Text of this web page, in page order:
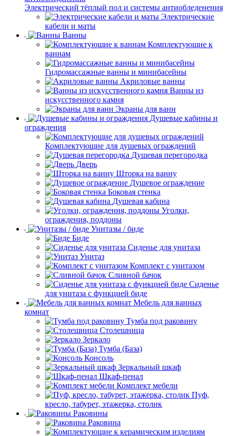
Электрический тёплый пол и системы антиобледенения
Электрические
кабели и маты
Ванны
Комплектующие к
ваннам
Гидромассажные ванны и минибасейны
Акриловые ванны
Ванны из
искусственного камня
Экраны для ванн
Душевые кабины и
ограждения
Комплектующие для душевых ограждений
Душевая перегородка
Дверь
Шторка на ванну
Душевое ограждение
Боковая стенка
Душевая кабина
Уголки,
ограждения, поддоны
Унитазы / биде
Биде
Сиденье для унитаза
Унитаз
Комплект с унитазом
Сливной бачок
Сиденье
для унитаза с функцией биде
Мебель для ванных
комнат
Тумба под раковину
Столешница
Зеркало
Тумба (База)
Консоль
Зеркальный шкаф
Шкаф-пенал
Комплект мебели
Пуф,
кресло, табурет, этажерка, столик
Раковины
Раковина